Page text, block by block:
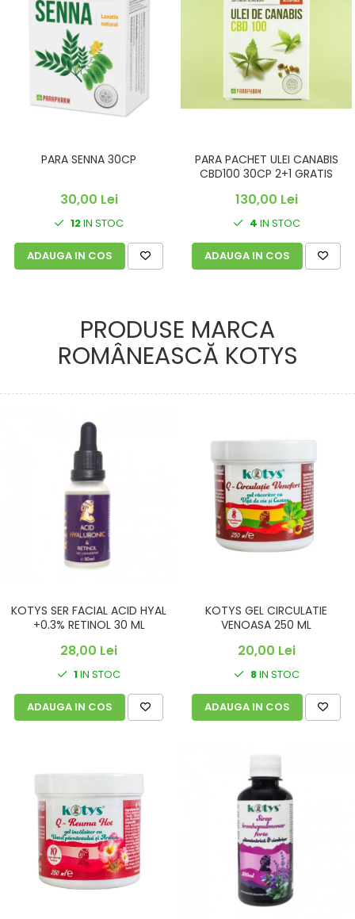
PARA SENNA 30CP
30,00 Lei
12IN STOC
ADAUGA IN COS
PARA PACHET ULEI CANABIS
CBD100 30CP 2+1 GRATIS
130,00 Lei
4 IN STOC
ADAUGA IN COS
PRODUSE MARCA
ROMÂNEASCĂ KOTYS
KOTYS SER FACIAL ACID HYAL
+0.3% RETINOL 30 ML
28,00 Lei
1IN STOC
ADAUGA IN COS
KOTYS GEL CIRCULATIE
VENOASA 250 ML
20,00 Lei
8IN STOC
ADAUGA IN COS